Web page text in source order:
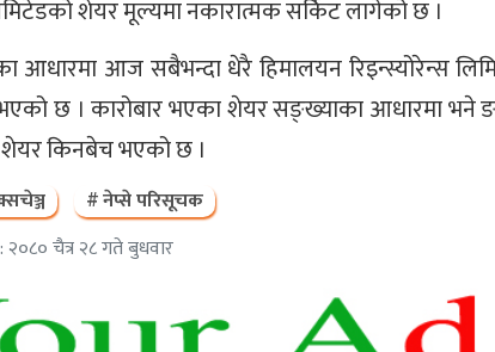
शेयर मूल्यमा नकारात्मक सर्किट लागेको छ ।
आधारमा आज सबैभन्दा धेरै हिमालयन रिइन्स्योरेन्स
छ । कारोबार भएका शेयर सङ्ख्याका आधारमा भने
किनबेच भएको छ ।
नेप्से परिसूचक
२०८० चैत्र २८ गते बुधवार